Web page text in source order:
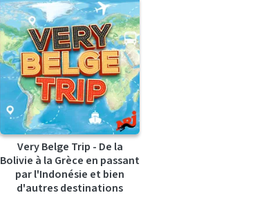
Very Belge Trip - De la
Bolivie à la Grèce en passant
par l'Indonésie et bien
d'autres destinations